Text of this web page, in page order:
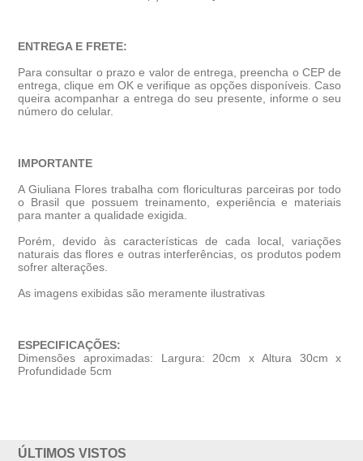
ENTREGA E FRETE:
Para consultar o prazo e valor de entrega, preencha o CEP de
entrega, clique em OK e verifique as opções disponíveis. Caso
queira acompanhar a entrega do seu presente, informe o seu
número do celular.
IMPORTANTE
A Giuliana Flores trabalha com floriculturas parceiras por todo
o Brasil que possuem treinamento, experiência e materiais
para manter a qualidade exigida.
Porém, devido às características de cada local, variações
naturais das flores e outras interferências, os produtos podem
sofrer alterações.
As imagens exibidas são meramente ilustrativas
ESPECIFICAÇÕES:
Dimensões aproximadas: Largura: 20cm x Altura 30cm x
Profundidade 5cm
ÚLTIMOS VISTOS